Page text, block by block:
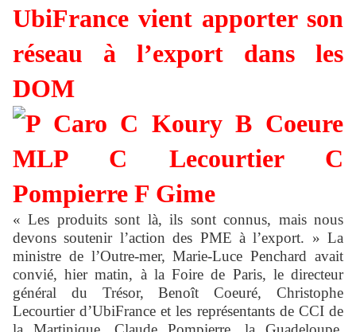
UbiFrance vient apporter son
réseau à l’export dans les
DOM
« Les produits sont là, ils sont connus, mais nous
devons soutenir l’action des PME à l’export. » La
ministre de l’Outre-mer, Marie-Luce Penchard avait
convié, hier matin, à la Foire de Paris, le directeur
général du Trésor, Benoît Coeuré, Christophe
Lecourtier d’UbiFrance et les représentants de CCI de